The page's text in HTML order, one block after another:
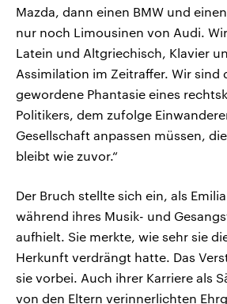
Mazda, dann einen BMW und
nur noch Limousinen von Audi.
Latein und Altgriechisch, Klavier
Assimilation im Zeitraffer. Wir sind
gewordene Phantasie eines
Politikers, dem zufolge
Gesellschaft anpassen müssen,
bleibt wie zuvor.“
Der Bruch stellte sich ein, als
während ihres Musik- und
aufhielt. Sie merkte, wie sehr sie
Herkunft verdrängt hatte. Das
sie vorbei. Auch ihrer Karriere als
von den Eltern verinnerlichten